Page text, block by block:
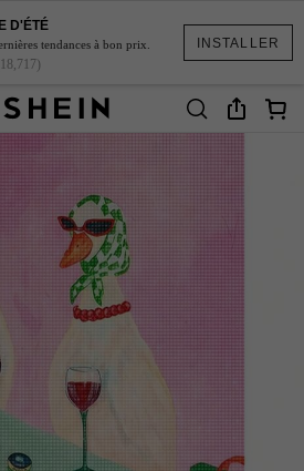
INSTALLER
D'ÉTÉ
tendances à bon prix.